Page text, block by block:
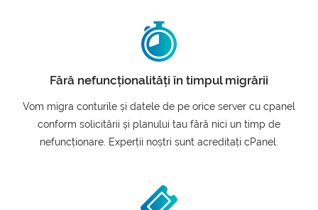
Fără nefuncționalități în timpul migrării
Vom migra conturile și datele de pe orice server cu cpanel
conform solicitării și planului tau fără nici un timp de
nefuncționare. Experții noștri sunt acreditați cPanel.